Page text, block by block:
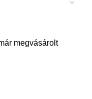
megvásárolt